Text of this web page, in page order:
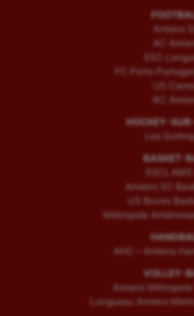
Amiens SC
AC
ESC
FC Porto
US
RC
HOCKEY-
Les
BASKET-
ESCLAMS
Amiens SC
US Boves
Métropole
AHC – Amiens
VOLLEY-
Amiens Métropole
Longueau Amiens